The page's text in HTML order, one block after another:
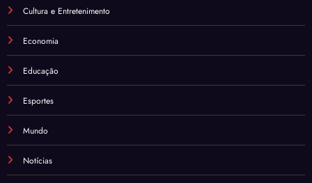
Cultura e Entretenimento
Economia
Educação
Esportes
Mundo
Notícias